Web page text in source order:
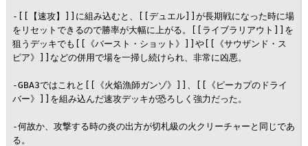
-[[【速攻】]]に組み込むと、[[デュエル]]が長期戦になった時に場
をリセットできるので勝率が大幅に上がる。[[ライブラリアウト]]を
狙うデッキでも[[《バースト・ショット》]]や[[《サウザンド・ス
ピア》]]などの併用で場を一掃し続けられ、非常に凶悪。
-GBA3ではこれと[[《火焔漁師ガンゾ》]]、[[《ピーカプのドライ
バー》]]を組み込んだ速攻デッキが恐ろしく強力だった。
-何故か、攻撃する時の炎の出方が切札級の火クリーチャーと同じであ
る。